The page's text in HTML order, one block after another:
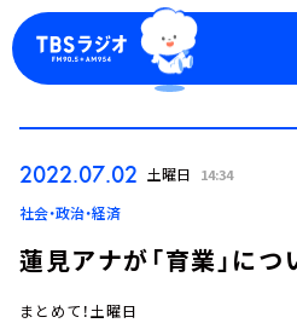
2022.07.02 土曜日 14:34
社会・政治・経済
蓮見アナが「育業」に
まとめて！土曜日